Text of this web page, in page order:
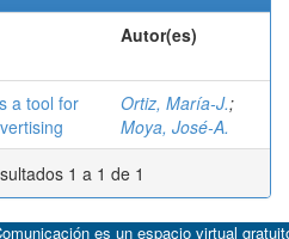
Autor(es)
a tool for
Ortiz, María-J.;
Moya, José-A.
1 a 1 de 1
es un espacio virtual